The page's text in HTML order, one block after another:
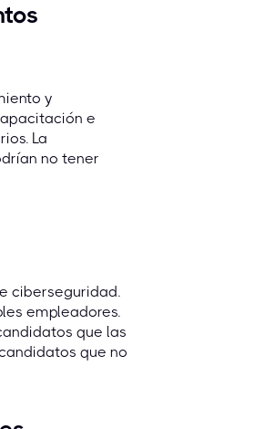
y
e
La
no tener
ciberseguridad.
empleadores.
que las
que no